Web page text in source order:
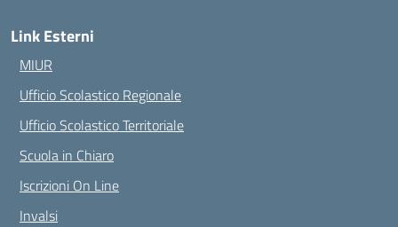
Link Esterni
MIUR
Ufficio Scolastico Regionale
Ufficio Scolastico Territoriale
Scuola in Chiaro
Iscrizioni On Line
Invalsi